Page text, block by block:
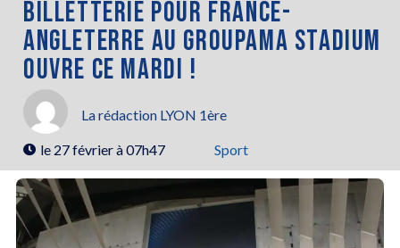
BILLETTERIE POUR FRANCE-
ANGLETERRE AU GROUPAMA STADIUM
OUVRE CE MARDI !
La rédaction LYON 1ère
le 27 février à 07h47 Sport